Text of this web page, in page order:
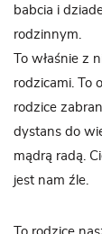
babcia i
rodzinnym.
To właśnie z
rodzicami. To
rodzice
dystans do
mądrą radą.
jest nam źle.